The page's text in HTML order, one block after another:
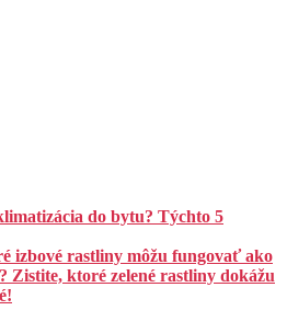
do bytu? Týchto 5
izbové rastliny môžu fungovať ako
Zistite, ktoré zelené rastliny dokážu